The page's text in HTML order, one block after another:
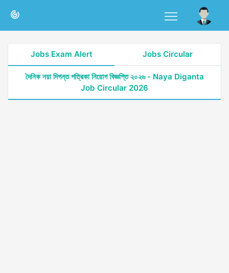
Jobs Exam Alert Jobs Circular
দৈনিক নয়া দিগন্ত পত্রিকা নিয়োগ বিজ্ঞপ্তি ২০২৬ - Naya Diganta
Job Circular 2026